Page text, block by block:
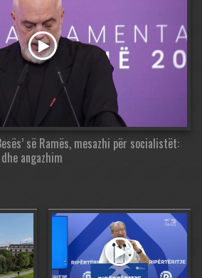
së Ramës, mesazhi për socialistët:
angazhim